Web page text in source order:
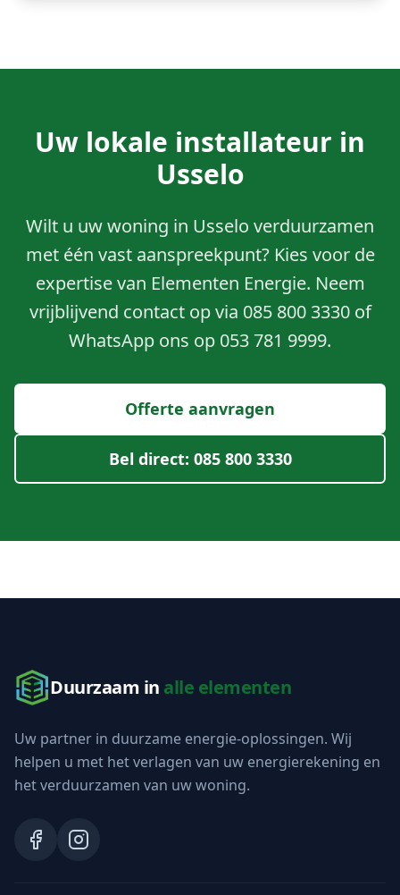
Uw lokale installateur in
Usselo
Wilt u uw woning in Usselo verduurzamen
met één vast aanspreekpunt? Kies voor de
expertise van Elementen Energie. Neem
vrijblijvend contact op via 085 800 3330 of
WhatsApp ons op 053 781 9999.
Offerte aanvragen
Bel direct: 085 800 3330
Duurzaam in alle elementen
Uw partner in duurzame energie-oplossingen. Wij
helpen u met het verlagen van uw energierekening en
het verduurzamen van uw woning.